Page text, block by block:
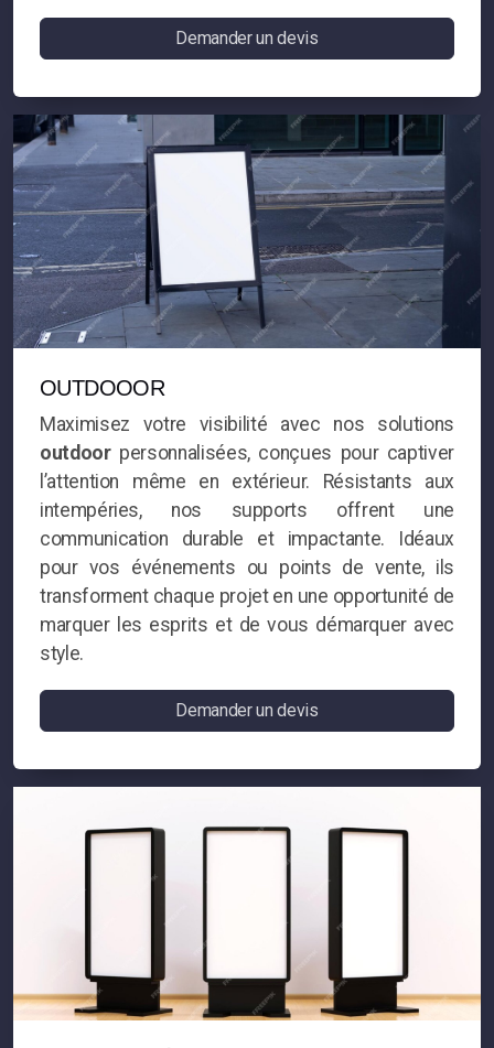
Demander un devis
OUTDOOOR
Maximisez votre visibilité avec nos solutions
outdoorpersonnalisées, conçues pour captiver
l’attention même en extérieur. Résistants aux
intempéries, nos supports offrent une
communication durable et impactante. Idéaux
pour vos événements ou points de vente, ils
transforment chaque projet en une opportunité de
marquer les esprits et de vous démarquer avec
style.
Demander un devis